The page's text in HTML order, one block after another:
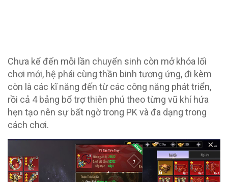
Chưa kể đến mỗi lần chuyển sinh còn mở khóa lối
chơi mới, hệ phái cùng thần binh tương ứng, đi kèm
còn là các kĩ năng đến từ các công năng phát triển,
rồi cả 4 bảng bổ trợ thiên phú theo từng vũ khí hứa
hẹn tạo nên sự bất ngờ trong PK và đa dạng trong
cách chơi.